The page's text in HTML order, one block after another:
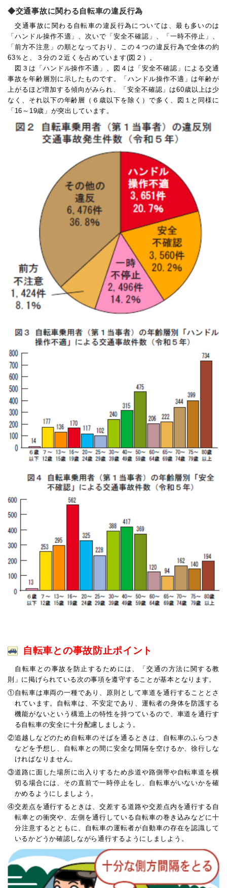
交通事故に関わる自転車の違反行為
交通事故に関わる自転車の違反行為については、最も多いのは
「ハンドル操作不適」、次いで「安全不確認」、「一時不停止」、
「前方不注意」の順となっており、この４つの違反行為で全体の約
63％と、３分の２近くを占めています(図２）。
図３は「ハンドル操作不適」、図４は「安全不確認」による交通
事故を年齢層別に示したものです。「ハンドル操作不適」は年齢が
上がるほど増加する傾向がみられ、「安全不確認」は60歳以上は少
なく、それ以下の年齢層（６歳以下を除く）で多く、図１と同様に
「16～19歳」が突出しています。
自転車との事故防止ポイント
自転車との事故を防止するためには、「交通の方法に関する教
則」に掲げられている次の事項を遵守することが基本となります。
①自転車は車両の一種であり、原則として車道を通行することとさ
れています。自転車は、不安定であり、運転者の身体を防護する
機能がないという構造上の特性を持つているので、車道を通行す
る自転車の安全に十分配慮しましよう。
②追越しなどのため自転車のそばを通るときは、自転車のふらつき
などを予想し、自転車との間に安全な間隔を空けるか、徐行しな
ければなりません。
③道路に面した場所に出入りするため歩道や路側帯や自転車道を横
切る場合には、その直前で一時停止をし、自転車がいないかを確
かめるようにしましよう。
④交差点を通行するときは、交差する道路や交差点内を通行する自
転車との衝突や、左側を通行している自転車の巻き込みなどに十
分注意するとともに、自転車の運転者が自動車の存在を認識して
いるかどうか確認しながら通行するようにしましよう。